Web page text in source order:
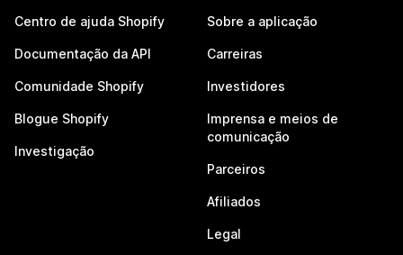
Centro de ajuda Shopify
Documentação da API
Comunidade Shopify
Blogue Shopify
Investigação
Sobre a aplicação
Carreiras
Investidores
Imprensa e meios de
comunicação
Parceiros
Afiliados
Legal